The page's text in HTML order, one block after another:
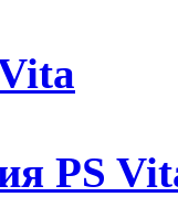
PS